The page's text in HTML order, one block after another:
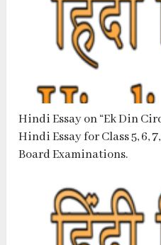
Hindi Essay on “Ek Din
Hindi Essay for Class 5, 6,
Board Examinations.